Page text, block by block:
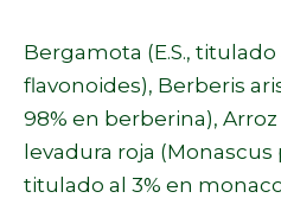
Bergamota (E.S., titulado
flavonoides), Berberis
98% en berberina),
levadura roja (Monascus
titulado al 3% en